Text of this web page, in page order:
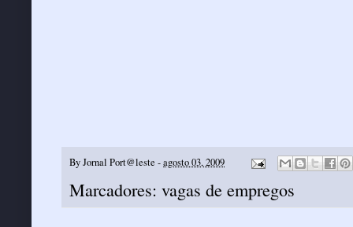
ByJornal Port@leste -agosto 03, 2009
Marcadores: vagas de empregos